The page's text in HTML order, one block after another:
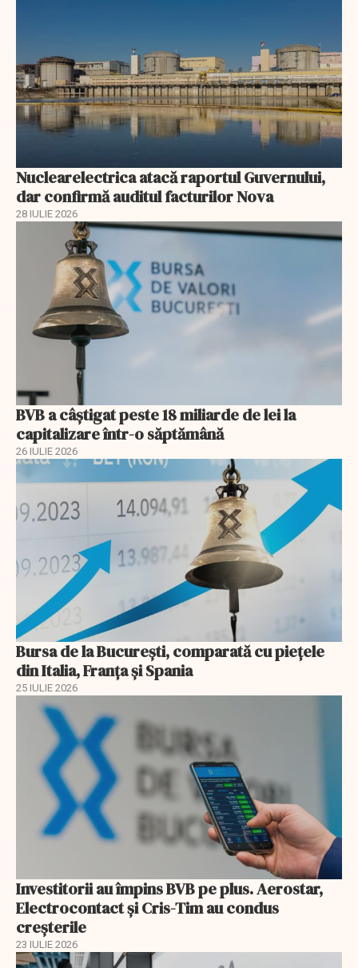
Nuclearelectrica atacă raportul Guvernului,
dar confirmă auditul facturilor Nova
28 IULIE 2026
BVB a câștigat peste 18 miliarde de lei la
capitalizare într-o săptămână
26 IULIE 2026
Bursa de la București, comparată cu piețele
din Italia, Franța și Spania
25 IULIE 2026
Investitorii au împins BVB pe plus. Aerostar,
Electrocontact și Cris-Tim au condus
creșterile
23 IULIE 2026